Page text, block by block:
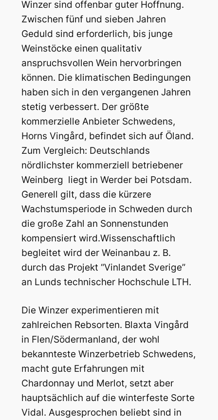
Winzer sind offenbar guter Hoffnung.
Zwischen fünf und sieben Jahren
Geduld sind erforderlich, bis junge
Weinstöcke einen qualitativ
anspruchsvollen Wein hervorbringen
können. Die klimatischen Bedingungen
haben sich in den vergangenen Jahren
stetig verbessert. Der größte
kommerzielle Anbieter Schwedens,
Horns Vingård, befindet sich auf Öland.
Zum Vergleich: Deutschlands
nördlichster kommerziell betriebener
Weinberg liegt in Werder bei Potsdam.
Generell gilt, dass die kürzere
Wachstumsperiode in Schweden durch
die große Zahl an Sonnenstunden
kompensiert wird.Wissenschaftlich
begleitet wird der Weinanbau z. B.
durch das Projekt “Vinlandet Sverige”
an Lunds technischer Hochschule LTH.
Die Winzer experimentieren mit
zahlreichen Rebsorten. Blaxta Vingård
in Flen/Södermanland, der wohl
bekannteste Winzerbetrieb Schwedens,
macht gute Erfahrungen mit
Chardonnay und Merlot, setzt aber
hauptsächlich auf die winterfeste Sorte
Vidal. Ausgesprochen beliebt sind in